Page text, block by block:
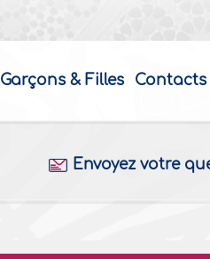
Garçons & Filles Contacts
Envoyez votre